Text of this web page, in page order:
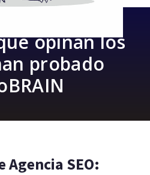
opinan los
probado
Agencia SEO: